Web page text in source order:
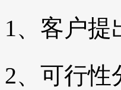
1、客户提
2、可行性